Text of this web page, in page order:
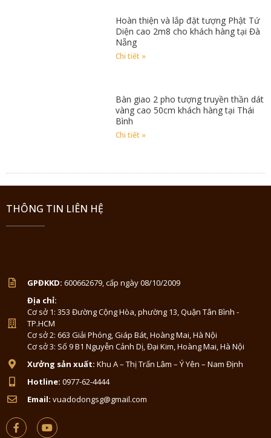
Hoàn thiện và lắp đặt tượng Phật Tứ
Diện cao 2m8 cho khách hàng tại Đà
Nẵng
Chi tiết »
Bàn giao 2 pho tượng truyền thần dát
vàng cao 50cm khách hàng tại Thái
Bình
Chi tiết »
THÔNG TIN LIÊN HỆ
GPĐKKD: 600662679, cấp ngày 08/10/2009
Địa chỉ:
Cơ sở 1: 353 Đường Cộng Hòa, phường 13, Quận Tân Bình -
TP.HCM
Cơ sở 2: 663 Giải Phóng, Giáp Bát, Hoàng Mai, Hà Nội
Cơ sở 3: Số 9 B1 Nguyễn Cảnh Dị, Đại Kim, Hoàng Mai, Hà Nội
Xưởng sản xuất: Khu A – Thị Trấn Lâm – Ý Yên – Nam Định
Hotline: 0977-62-4444
Email: vuadodongsg@gmail.com